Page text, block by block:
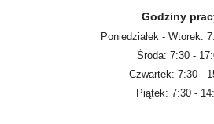
Godziny
Poniedziałek - Wtorek:
Środa: 7:30 -
Czwartek: 7:30 -
Piątek: 7:30 -